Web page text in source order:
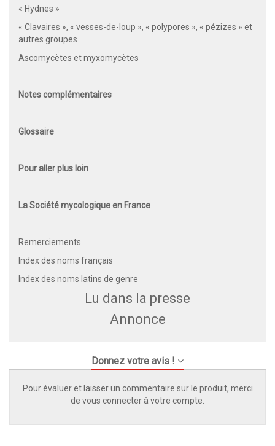
« Hydnes »
« Clavaires », « vesses-de-loup », « polypores », « pézizes » et
autres groupes
Ascomycètes et myxomycètes
Notes complémentaires
Glossaire
Pour aller plus loin
La Société mycologique en France
Remerciements
Index des noms français
Index des noms latins de genre
Lu dans la presse
Annonce
Donnez votre avis !
Pour évaluer et laisser un commentaire sur le produit, merci
de vous connecter à votre compte.